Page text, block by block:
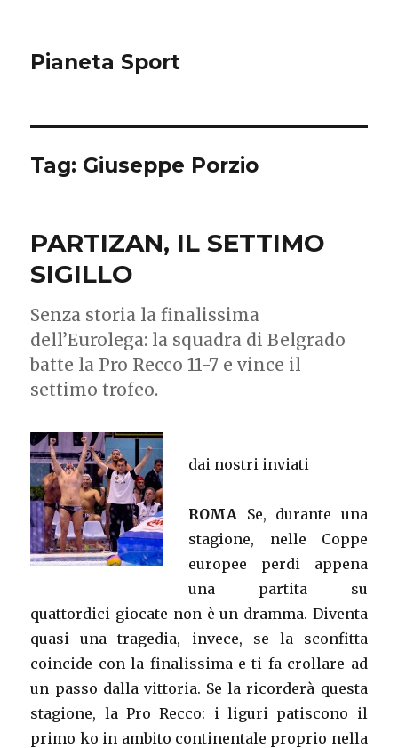
Pianeta Sport
Tag: Giuseppe Porzio
PARTIZAN, IL SETTIMO
SIGILLO
Senza storia la finalissima
dell’Eurolega: la squadra di Belgrado
batte la Pro Recco 11-7 e vince il
settimo trofeo.
dai nostri inviati
ROMA Se, durante una
stagione, nelle Coppe
europee perdi appena
una partita su
quattordici giocate non è un dramma. Diventa
quasi una tragedia, invece, se la sconfitta
coincide con la finalissima e ti fa crollare ad
un passo dalla vittoria. Se la ricorderà questa
stagione, la Pro Recco: i liguri patiscono il
primo ko in ambito continentale proprio nella